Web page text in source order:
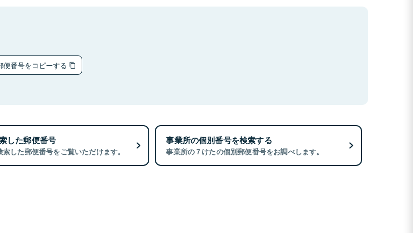
便番号をコピーする
した郵便番号
した郵便番号をご覧いただけます。
事業所の個別番号を検索する
事業所の７けたの個別郵便番号をお調べします。